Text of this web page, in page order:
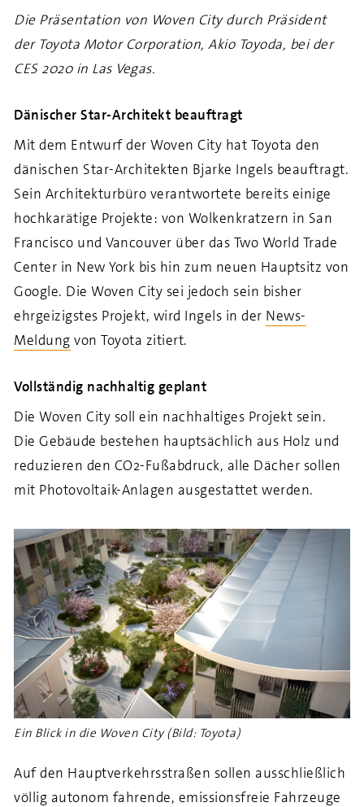
Die Präsentation von Woven City durch Präsident
der Toyota Motor Corporation, Akio Toyoda, bei der
CES 2020 in Las Vegas.
Dänischer Star-Architekt beauftragt
Mit dem Entwurf der Woven City hat Toyota den
dänischen Star-Architekten Bjarke Ingels beauftragt.
Sein Architekturbüro verantwortete bereits einige
hochkarätige Projekte: von Wolkenkratzern in San
Francisco und Vancouver über das Two World Trade
Center in New York bis hin zum neuen Hauptsitz von
Google. Die Woven City sei jedoch sein bisher
ehrgeizigstes Projekt, wird Ingels in der News-
Meldung von Toyota zitiert.
Vollständig nachhaltig geplant
Die Woven City soll ein nachhaltiges Projekt sein.
Die Gebäude bestehen hauptsächlich aus Holz und
reduzieren den CO2-Fußabdruck, alle Dächer sollen
mit Photovoltaik-Anlagen ausgestattet werden.
Ein Blick in die Woven City (Bild: Toyota)
Auf den Hauptverkehrsstraßen sollen ausschließlich
völlig autonom fahrende, emissionsfreie Fahrzeuge